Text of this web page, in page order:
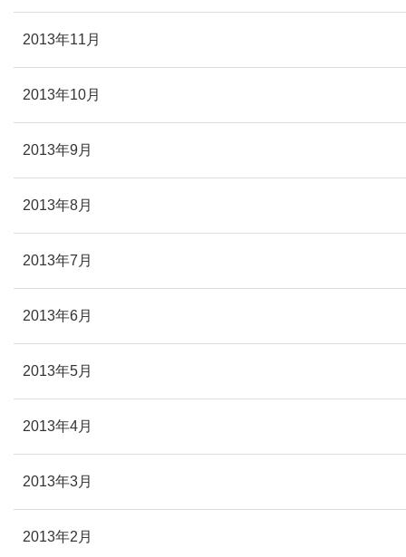
2013年11月
2013年10月
2013年9月
2013年8月
2013年7月
2013年6月
2013年5月
2013年4月
2013年3月
2013年2月